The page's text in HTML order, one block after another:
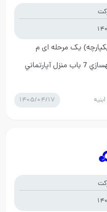
یک مرحله ای م
م/04/0408 ت1 تعميرات انتقالي و بهسازي 7 باب منزل آپارتماني
1405/04/17